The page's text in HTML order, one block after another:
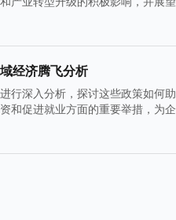
经济腾飞分析
行深入分析，探讨这些政策如何
和促进就业方面的重要举措，为